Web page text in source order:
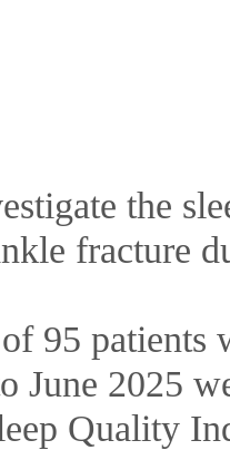
the
fracture
95 patients
June 2025
Quality